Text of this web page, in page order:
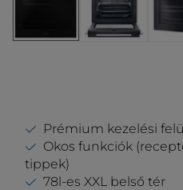
Prémium kezelési
Okos funkciók
tippek)
78l-es XXL belső tér